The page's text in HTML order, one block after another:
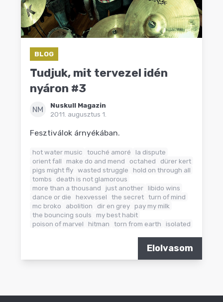
BLOG
Tudjuk, mit tervezel idén
nyáron #3
NM
Nuskull Magazin
2011. augusztus 1.
Fesztiválok árnyékában.
hot water music touché amoré
la dispute
orient fall
make do and mend octahed
dürer kert
pigs might fly wasted struggle
hold on through all
tombs
death is not glamorous
more than a thousand
just another libido wins
dance or die
hexvessel the secret turn of mind
mc broko
abolition dir en grey pay my milk
the bouncing souls
my best habit
poison of marvel
hitman torn from earth isolated
Elolvasom